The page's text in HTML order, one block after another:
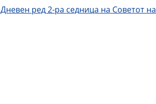
Дневен ред 2-ра седница на Советот